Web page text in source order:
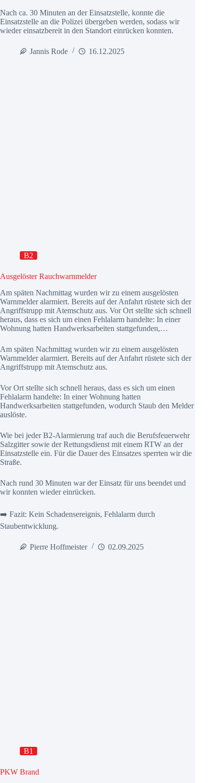
Nach ca. 30 Minuten an der Einsatzstelle, konnte die
Einsatzstelle an die Polizei übergeben werden, sodass wir
wieder einsatzbereit in den Standort einrücken konnten.
Jannis Rode 16.12.2025
B2
Ausgelöster Rauchwarnmelder
Am späten Nachmittag wurden wir zu einem ausgelösten
Warnmelder alarmiert. Bereits auf der Anfahrt rüstete sich der
Angriffstrupp mit Atemschutz aus. Vor Ort stellte sich schnell
heraus, dass es sich um einen Fehlalarm handelte: In einer
Wohnung hatten Handwerksarbeiten stattgefunden,…
Am späten Nachmittag wurden wir zu einem ausgelösten
Warnmelder alarmiert. Bereits auf der Anfahrt rüstete sich der
Angriffstrupp mit Atemschutz aus.
Vor Ort stellte sich schnell heraus, dass es sich um einen
Fehlalarm handelte: In einer Wohnung hatten
Handwerksarbeiten stattgefunden, wodurch Staub den Melder
auslöste.
Wie bei jeder B2-Alarmierung traf auch die Berufsfeuerwehr
Salzgitter sowie der Rettungsdienst mit einem RTW an der
Einsatzstelle ein. Für die Dauer des Einsatzes sperrten wir die
Straße.
Nach rund 30 Minuten war der Einsatz für uns beendet und
wir konnten wieder einrücken.
➡️ Fazit: Kein Schadensereignis, Fehlalarm durch
Staubentwicklung.
Pierre Hoffmeister 02.09.2025
B1
PKW Brand